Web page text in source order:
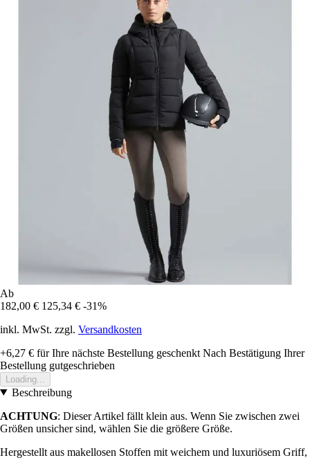
Ab
182,00 € 125,34 € -31%
inkl. MwSt. zzgl. Versandkosten
+6,27 € für Ihre nächste Bestellung geschenkt Nach Bestätigung Ihrer
Bestellung gutgeschrieben
Loading...
Beschreibung
ACHTUNG: Dieser Artikel fällt klein aus. Wenn Sie zwischen zwei
Größen unsicher sind, wählen Sie die größere Größe.
Hergestellt aus makellosen Stoffen mit weichem und luxuriösem Griff,